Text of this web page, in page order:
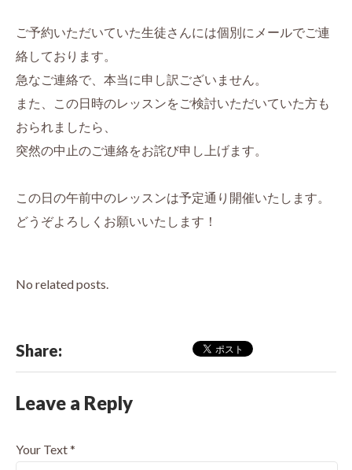
ご予約いただいていた生徒さんには個別にメールでご連
絡しております。
急なご連絡で、本当に申し訳ございません。
また、この日時のレッスンをご検討いただいていた方も
おられましたら、
突然の中止のご連絡をお詫び申し上げます。
この日の午前中のレッスンは予定通り開催いたします。
どうぞよろしくお願いいたします！
No related posts.
Share:
Leave a Reply
Your Text*